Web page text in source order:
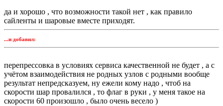
да и хорошо , что возможности такой нет , как правило
сайленты и шаровые вместе приходят.
...и добавил:
перепрессовка в условиях сервиса качественной не будет , а с
учётом взаимодействия не родных узлов с родными вообще
результат непредсказуем, ну ежели кому надо , чтоб на
скорости шар провалился , то флаг в руки , у меня такое на
скорости 60 произошло , было очень весело )